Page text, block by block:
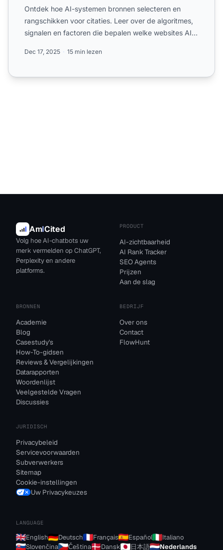
Ontdek hoe AI-systemen bronnen selecteren en
rangschikken voor citaties. Leer over de algoritmes,
signalen en factoren die bepalen welke websites AI-
Dec 17, 2025 15 min lezen
AmICited
Volg hoe AI-chatbots uw
merk vermelden op ChatGPT,
Perplexity en andere
platforms.
PRODUCT
AI-zichtbaarheid
AI Rank Tracker
SEO Agents
Prijzen
Aan de slag
BRONNEN
Academie
Blog
Casestudy's
How-To-gidsen
Reviews & Vergelijkingen
Datarapporten
Woordenlijst
Veelgestelde Vragen
Discussies
BEDRIJF
Over ons
Contact
FlowHunt
JURIDISCH
Privacybeleid
Servicevoorwaarden
Subverwerkers
Sitemap
Cookie-instellingen
Uw Privacykeuzes
LANGUAGE
English Deutsch Français Español
Italiano
Slovenčina
Čeština Dansk 日本語 Nederlands